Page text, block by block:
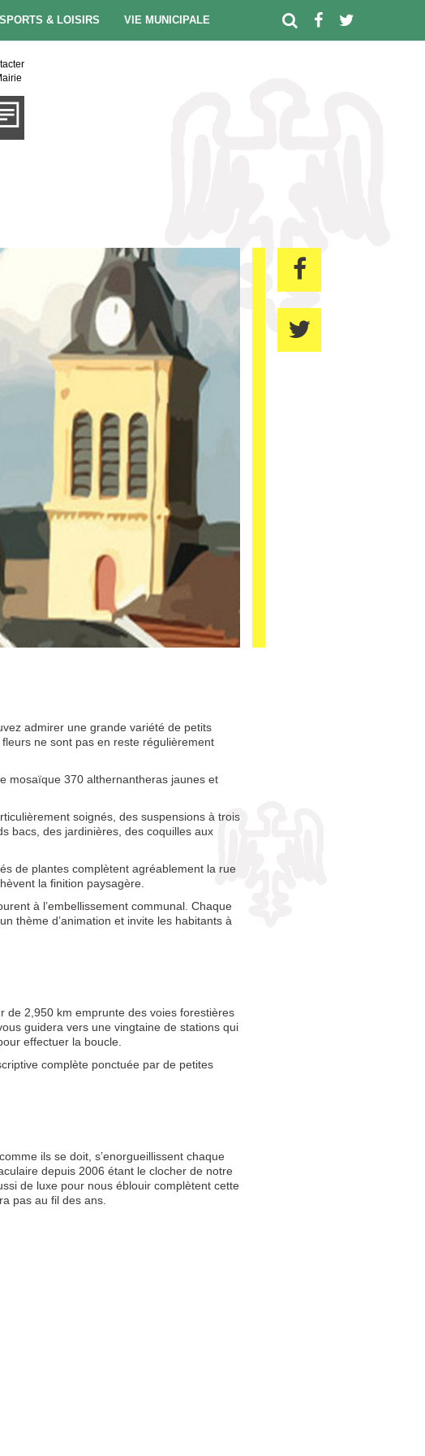
SPORTS & LOISIRS VIE MUNICIPALE
admirer une grande variété de petits
ne sont pas en reste régulièrement
mosaïque 370 althernantheras jaunes et
soignés, des suspensions à trois
bacs, des jardinières, des coquilles aux
de plantes complètent agréablement la rue
la finition paysagère.
à l’embellissement communal. Chaque
thème d’animation et invite les habitants à
de 2,950 km emprunte des voies forestières
guidera vers une vingtaine de stations qui
effectuer la boucle.
complète ponctuée par de petites
ils se doit, s’enorgueillissent chaque
depuis 2006 étant le clocher de notre
de luxe pour nous éblouir complètent cette
pas au fil des ans.